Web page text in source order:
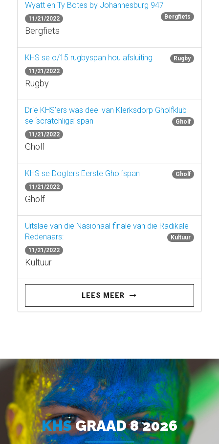
Wyatt en Ty Botes by Johannesburg 947
Bergfiets
11/21/2022
Bergfiets
KHS se o/15 rugbyspan hou afsluiting
Rugby
11/21/2022
Rugby
Drie KHS’ers was deel van Klerksdorp Gholfklub
se ‘scratchliga’ span
Gholf
11/21/2022
Gholf
KHS se Dogters Eerste Gholfspan
Gholf
11/21/2022
Gholf
Uitslae van die Nasionaal finale van die Radikale
Redenaars:
Kultuur
11/21/2022
Kultuur
LEES MEER
KHSGRAAD 8 2026